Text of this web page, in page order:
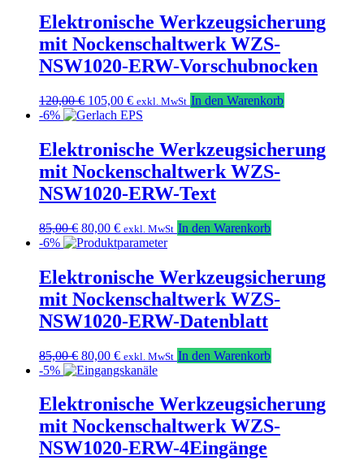
295,00 €
250,00 €.
Elektronische Werkzeugsicherung
mit Nockenschaltwerk WZS-
NSW1020-ERW-Vorschubnocken
120,00€ Ursprünglicher
Preis
120,00 €
105,00 €Aktueller
Preis
105,00 €.
exkl. MwSt In den Warenkorb
-6%
Elektronische Werkzeugsicherung
mit Nockenschaltwerk WZS-
NSW1020-ERW-Text
85,00€ Ursprünglicher
Preis
85,00 €
80,00 €Aktueller
Preis
80,00 €.
exkl. MwSt In den Warenkorb
-6%
Elektronische Werkzeugsicherung
mit Nockenschaltwerk WZS-
NSW1020-ERW-Datenblatt
85,00€ Ursprünglicher
Preis
85,00 €
80,00 €Aktueller
Preis
80,00 €.
exkl. MwSt In den Warenkorb
-5%
Elektronische Werkzeugsicherung
mit Nockenschaltwerk WZS-
NSW1020-ERW-4Eingänge